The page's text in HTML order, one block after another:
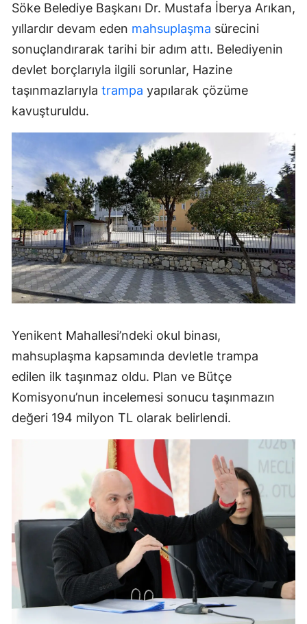
Söke Belediye Başkanı Dr. Mustafa İberya Arıkan,
yıllardır devam eden mahsuplaşma sürecini
sonuçlandırarak tarihi bir adım attı. Belediyenin
devlet borçlarıyla ilgili sorunlar, Hazine
taşınmazlarıyla trampa yapılarak çözüme
kavuşturuldu.
Yenikent Mahallesi’ndeki okul binası,
mahsuplaşma kapsamında devletle trampa
edilen ilk taşınmaz oldu. Plan ve Bütçe
Komisyonu’nun incelemesi sonucu taşınmazın
değeri 194 milyon TL olarak belirlendi.